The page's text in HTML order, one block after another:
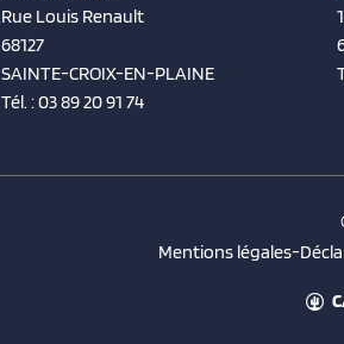
Rue Louis Renault
68127
SAINTE-CROIX-EN-PLAINE
Tél. :03 89 20 91 74
Mentions légales-